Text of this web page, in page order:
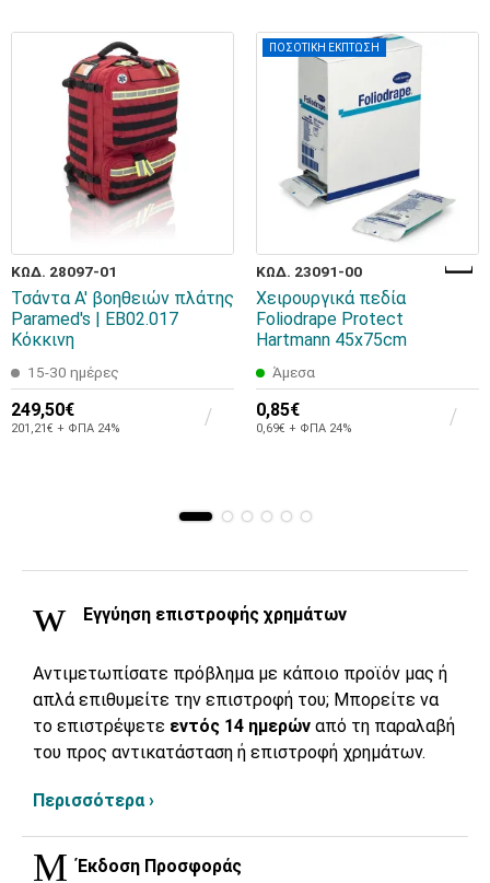
ΚΩΔ. 28097-01
Τσάντα Α' βοηθειών πλάτης
Paramed's | EB02.017
Κόκκινη
15-30 ημέρες
249,50€
201,21€ + ΦΠΑ 24%
ΠΟΣΟΤΙΚΗ ΕΚΠΤΩΣΗ
ΚΩΔ. 23091-00
Χειρουργικά πεδία
Foliodrape Protect
Hartmann 45x75cm
Άμεσα
0,85€
0,69€ + ΦΠΑ 24%
Εγγύηση επιστροφής χρημάτων
Αντιμετωπίσατε πρόβλημα με κάποιο προϊόν μας ή
απλά επιθυμείτε την επιστροφή του; Μπορείτε να
το επιστρέψετε εντός 14 ημερών από τη παραλαβή
του προς αντικατάσταση ή επιστροφή χρημάτων.
Περισσότερα ›
Έκδοση Προσφοράς